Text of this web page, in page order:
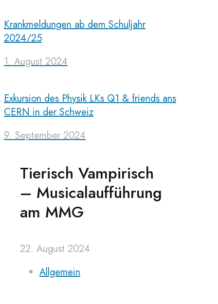
Krankmeldungen ab dem Schuljahr
2024/25
1. August 2024
Exkursion des Physik LKs Q1 & friends ans
CERN in der Schweiz
9. September 2024
Tierisch Vampirisch
– Musicalaufführung
am MMG
22. August 2024
Allgemein